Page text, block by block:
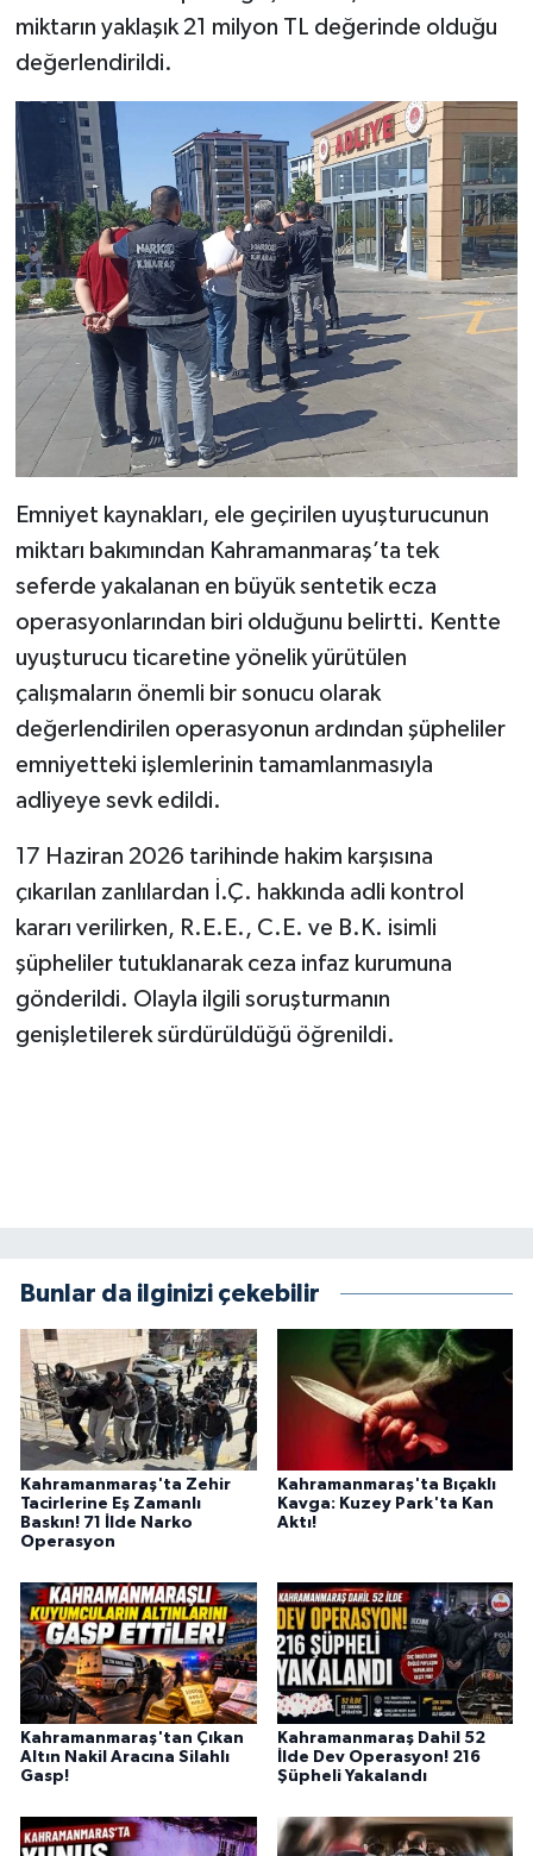
miktarın yaklaşık 21 milyon TL değerinde olduğu
değerlendirildi.
Emniyet kaynakları, ele geçirilen uyuşturucunun
miktarı bakımından Kahramanmaraş’ta tek
seferde yakalanan en büyük sentetik ecza
operasyonlarından biri olduğunu belirtti. Kentte
uyuşturucu ticaretine yönelik yürütülen
çalışmaların önemli bir sonucu olarak
değerlendirilen operasyonun ardından şüpheliler
emniyetteki işlemlerinin tamamlanmasıyla
adliyeye sevk edildi.
17 Haziran 2026 tarihinde hakim karşısına
çıkarılan zanlılardan İ.Ç. hakkında adli kontrol
kararı verilirken, R.E.E., C.E. ve B.K. isimli
şüpheliler tutuklanarak ceza infaz kurumuna
gönderildi. Olayla ilgili soruşturmanın
genişletilerek sürdürüldüğü öğrenildi.
Bunlar da ilginizi çekebilir
Kahramanmaraş'ta Zehir
Tacirlerine Eş Zamanlı
Baskın! 71 İlde Narko
Operasyon
Kahramanmaraş'ta Bıçaklı
Kavga: Kuzey Park'ta Kan
Aktı!
Kahramanmaraş'tan Çıkan
Altın Nakil Aracına Silahlı
Gasp!
Kahramanmaraş Dahil 52
İlde Dev Operasyon! 216
Şüpheli Yakalandı